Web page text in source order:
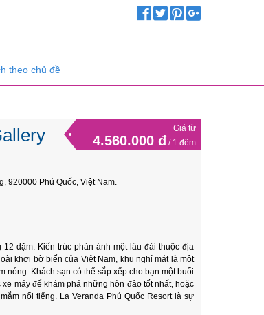
theo chủ đề
Giá từ
4.560.000 đ / 1 đêm
920000 Phú Quốc, Việt Nam.
dặm. Kiến trúc phản ánh một lâu đài thuộc địa
khơi bờ biển của Việt Nam, khu nghỉ mát là một
nóng. Khách sạn có thể sắp xếp cho bạn một buổi
máy để khám phá những hòn đảo tốt nhất, hoặc
nổi tiếng. La Veranda Phú Quốc Resort là sự